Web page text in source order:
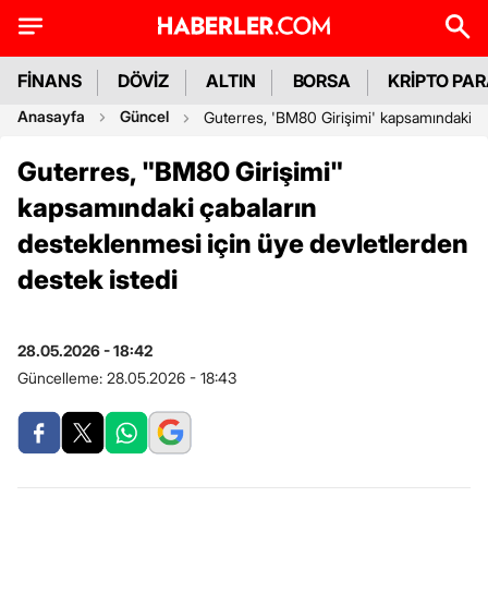
FİNANS DÖVİZ ALTIN BORSA KRİPTO
Anasayfa Güncel Guterres, 'BM80 Girişimi' kapsamındaki
Guterres, "BM80 Girişimi"
kapsamındaki çabaların
desteklenmesi için üye devletlerden
destek istedi
28.05.2026 - 18:42
Güncelleme: 28.05.2026 - 18:43